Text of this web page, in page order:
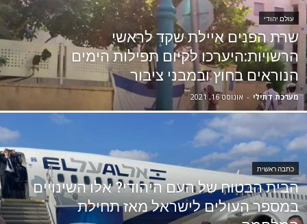
עולם יהודי
שרת הפנים איילת שקד לראשי
הרשויות:היערכו לקיום תפילות הימים
הנוראים בחוץ ובמבני ציבור
מערכת דתילי - אוגוסט 16, 2021
כתבה ראשית
הבית הבטוח של העם היהודי? אלו השינויים
במספר העולים לישראל מאז תחילת